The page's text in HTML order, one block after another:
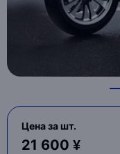
Цена за шт.
21 600 ¥